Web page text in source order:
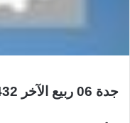
جدة 06 ربيع الآخر 1432هـ